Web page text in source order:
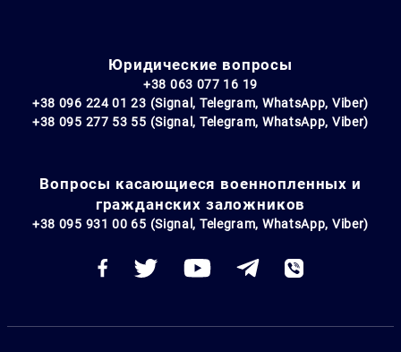
Юридические вопросы
+38 063 077 16 19
+38 096 224 01 23 (Signal, Telegram, WhatsApp, Viber)
+38 095 277 53 55 (Signal, Telegram, WhatsApp, Viber)
Вопросы касающиеся военнопленных и
гражданских заложников
+38 095 931 00 65 (Signal, Telegram, WhatsApp, Viber)